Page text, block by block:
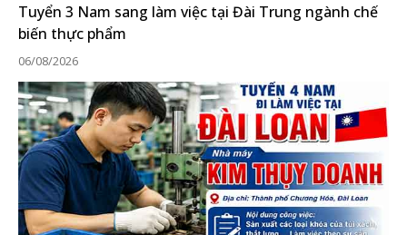
Tuyển 3 Nam sang làm việc tại Đài Trung ngành chế
biến thực phẩm
06/08/2026